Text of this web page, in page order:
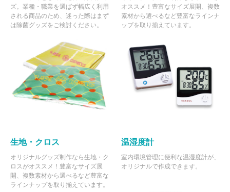
ズ。業種・職業を選ばず幅広く利用
される商品のため、迷った際はまず
は除菌グッズをご検討ください。
オススメ！豊富なサイズ展開、複数
素材から選べるなど豊富なラインナ
ップを取り揃えています。
生地・クロス
オリジナルグッズ制作なら生地・ク
ロスがオススメ！豊富なサイズ展
開、複数素材から選べるなど豊富な
ラインナップを取り揃えています。
温湿度計
室内環境管理に便利な温湿度計が、
オリジナルで作成できます。